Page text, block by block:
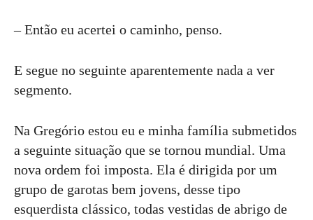
– Então eu acertei o caminho, penso.
E segue no seguinte aparentemente nada a ver
segmento.
Na Gregório estou eu e minha família submetidos
a seguinte situação que se tornou mundial. Uma
nova ordem foi imposta. Ela é dirigida por um
grupo de garotas bem jovens, desse tipo
esquerdista clássico, todas vestidas de abrigo de